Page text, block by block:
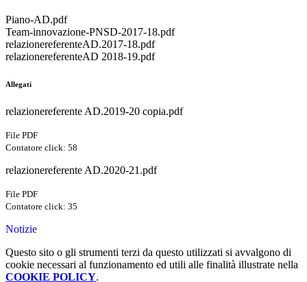
Piano-AD.pdf
Team-innovazione-PNSD-2017-18.pdf
relazionereferenteAD.2017-18.pdf
relazionereferenteAD 2018-19.pdf
Allegati
relazionereferente AD.2019-20 copia.pdf
File PDF
Contatore click: 58
relazionereferente AD.2020-21.pdf
File PDF
Contatore click: 35
Notizie
Questo sito o gli strumenti terzi da questo utilizzati si avvalgono di
cookie necessari al funzionamento ed utili alle finalità illustrate nella
COOKIE POLICY.